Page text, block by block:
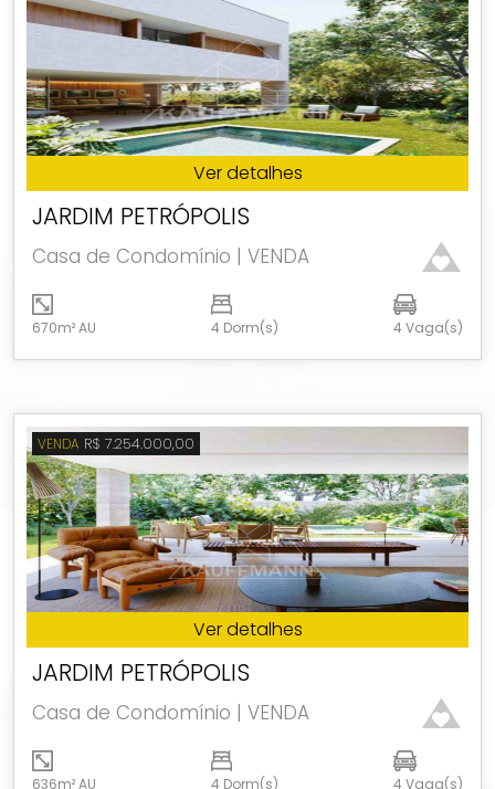
Ver detalhes
JARDIM PETRÓPOLIS
Casa de Condomínio | VENDA
670m² AU 4 Dorm(s) 4 Vaga(s)
VENDA R$ 7.254.000,00
Ver detalhes
JARDIM PETRÓPOLIS
Casa de Condomínio | VENDA
636m² AU 4 Dorm(s) 4 Vaga(s)